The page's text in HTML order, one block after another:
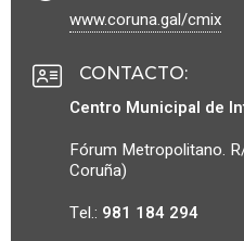
www.coruna.gal/cmix
CONTACTO:
Centro Municipal de
Fórum Metropolitano.
Coruña)
Tel.: 981 184 294